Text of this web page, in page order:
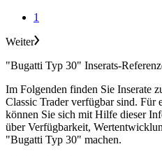
1
Weiter
"Bugatti Typ 30" Inserats-
Im Folgenden finden Sie Inserate
Classic Trader verfügbar sind. Für
können Sie sich mit Hilfe dieser
über Verfügbarkeit,
"Bugatti Typ 30" machen.